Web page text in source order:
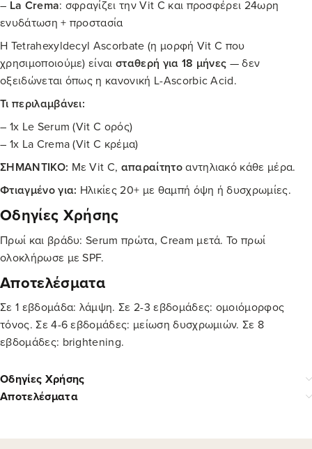
– La Crema: σφραγίζει την Vit C και προσφέρει 24ωρη
ενυδάτωση + προστασία
Η Tetrahexyldecyl Ascorbate (η μορφή Vit C που
χρησιμοποιούμε) είναισταθερή για 18 μήνες — δεν
οξειδώνεται όπως η κανονική L-Ascorbic Acid.
Τι περιλαμβάνει:
– 1x Le Serum (Vit C ορός)
– 1x La Crema (Vit C κρέμα)
ΣΗΜΑΝΤΙΚΟ: Με Vit C, απαραίτητοαντηλιακό κάθε μέρα.
Φτιαγμένο για: Ηλικίες 20+ με θαμπή όψη ή δυσχρωμίες.
Οδηγίες Χρήσης
Πρωί και βράδυ: Serum πρώτα, Cream μετά. Το πρωί
ολοκλήρωσε με SPF.
Αποτελέσματα
Σε 1 εβδομάδα: λάμψη. Σε 2-3 εβδομάδες: ομοιόμορφος
τόνος. Σε 4-6 εβδομάδες: μείωση δυσχρωμιών. Σε 8
εβδομάδες: brightening.
Οδηγίες Χρήσης
Αποτελέσματα